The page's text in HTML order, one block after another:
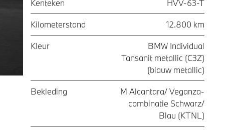
Kenteken HVV-63-T
Kilometerstand 12.800 km
Kleur
BMW Individual
Tansanit metallic (C3Z)
(blauw metallic)
Bekleding
M Alcantara/ Veganza-
combinatie Schwarz/
Blau (KTNL)